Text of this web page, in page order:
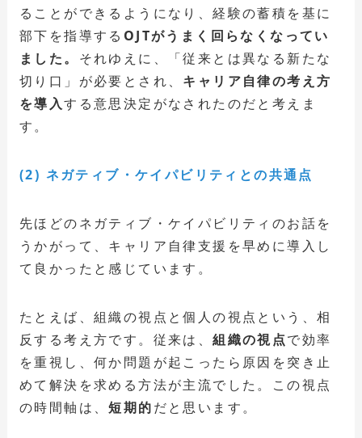
ることができるようになり、経験の蓄積を基に
部下を指導する OJTがうまく回らなくなってい
ました。 それゆえに、「従来とは異なる新たな
切り口」が必要とされ、 キャリア自律の考え方
を導入する意思決定がなされたのだと考えま
す。
(2) ネガティブ・ケイパビリティとの共通点
先ほどのネガティブ・ケイパビリティのお話を
うかがって、キャリア自律支援を早めに導入し
て良かったと感じています。
たとえば、組織の視点と個人の視点という、相
反する考え方です。従来は、組織の視点で効率
を重視し、何か問題が起こったら原因を突き止
めて解決を求める方法が主流でした。この視点
の時間軸は、短期的だと思います。